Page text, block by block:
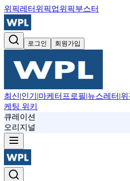
위픽레터 위픽업위픽부스터
로그인 회원가입
최신|인기 |마케터프로필|뉴스레터 |
케팅 위키
큐레이션
오리지널